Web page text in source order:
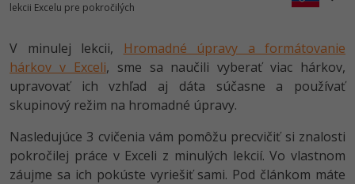
Ako začať?
Java -80%
C# .NET -80%
JavaScript -80%
Testovanie softvéru
Marketing -30%
WordPress
SEO -30%
lekcii Excelu pre pokročilých
V minulej lekcii,
Hromadné úpravy a formátovanie
hárkov v Exceli, sme sa naučili vyberať viac hárkov,
upravovať ich vzhľad aj dáta súčasne a používať
skupinový režim na hromadné úpravy.
Nasledujúce 3 cvičenia vám pomôžu precvičiť si znalosti
pokročilej práce v Exceli z minulých lekcií. Vo vlastnom
záujme sa ich pokúste vyriešiť sami. Pod článkom máte